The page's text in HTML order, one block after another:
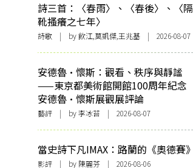
詩三首：〈春雨〉、〈春後〉、〈隔
靴搔癢之七年〉
詩歌 | by 飲江,莫凱傑,王兆基 | 2026-08-07
安德魯·懷斯：觀看、秩序與靜謐
——東京都美術館開館100周年紀念
安德魯·懷斯展觀展評論
藝評 | by 李冰苔 | 2026-08-07
當史詩下凡IMAX：路蘭的《奧德賽》
影評 | by 陳麗芬 | 2026-08-06